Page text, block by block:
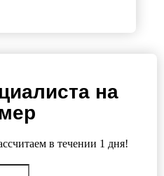
на
в течении 1 дня!